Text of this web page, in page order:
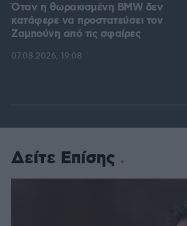
Όταν η θωρακισμένη BMW δεν
κατάφερε να προστατεύσει τον
Ζαμπούνη από τις σφαίρες
07.08.2026, 19:08
Δείτε Επίσης